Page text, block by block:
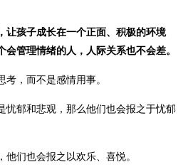
让孩子成长在一个正面、积极的环境
管理情绪的人，人际关系也不会差。
，而不是感情用事。
忧郁和悲观，那么他们也会报之于忧郁
们也会报之以欢乐、喜悦。